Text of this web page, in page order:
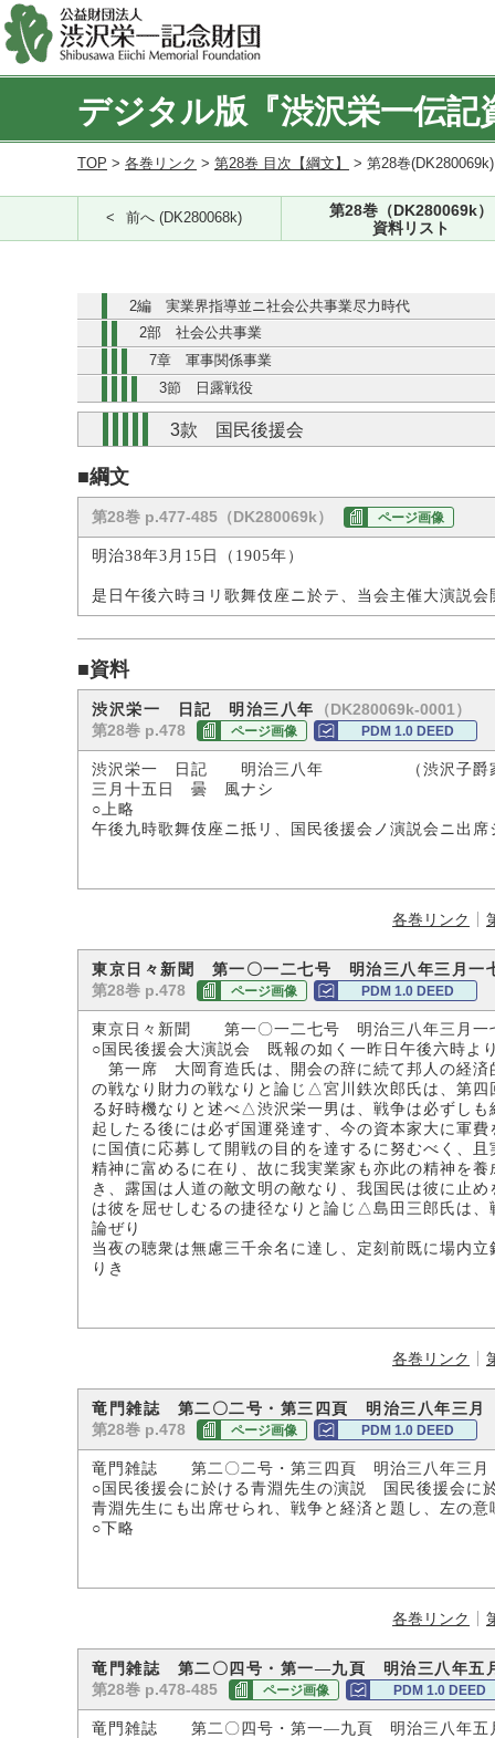
デジタル版『渋沢栄一伝記
TOP > 各巻リンク > 第28巻 目次【綱文】 > 第28巻
前へ (DK280068k)
第28巻（DK280069k）
資料リスト
2編 実業界指導並ニ社会公共事業尽力時代
2部 社会公共事業
7章 軍事関係事業
3節 日露戦役
3款 国民後援会
■綱文
第28巻 p.477-485（DK280069k） ページ画像
明治38年3月15日（1905年）
是日午後六時ヨリ歌舞伎座ニ於テ、当会主催大演説
■資料
渋沢栄一 日記 明治三八年
（DK280069k-0001）
第28巻 p.478
ページ画像 PDM 1.0 DEED
渋沢栄一 日記 明治三八年 （渋沢子爵家
三月十五日 曇 風ナシ
○上略
午後九時歌舞伎座ニ抵リ、国民後援会ノ演説会ニ出
各巻リンク
東京日々新聞 第一〇一二七号 明治三八年三月一
第28巻 p.478 ページ画像 PDM 1.0 DEED
東京日々新聞 第一〇一二七号 明治三八年三月一
○国民後援会大演説会 既報の如く一昨日午後六時よ
第一席 大岡育造氏は、開会の辞に続て邦人の経済
の戦なり財力の戦なりと論じ△宮川鉄次郎氏は、第
る好時機なりと述べ△渋沢栄一男は、戦争は必ずし
起したる後には必ず国運発達す、今の資本家大に軍
に国債に応募して開戦の目的を達するに努むべく、
精神に富めるに在り、故に我実業家も亦此の精神を
き、露国は人道の敵文明の敵なり、我国民は彼に止
は彼を屈せしむるの捷径なりと論じ△島田三郎氏は
論ぜり
当夜の聴衆は無慮三千余名に達し、定刻前既に場内
りき
各巻リンク
竜門雑誌 第二〇二号・第三四頁 明治三八年三月
第28巻 p.478 ページ画像 PDM 1.0 DEED
竜門雑誌 第二〇二号・第三四頁 明治三八年三月
○国民後援会に於ける青淵先生の演説 国民後援会に
青淵先生にも出席せられ、戦争と経済と題し、左の
○下略
各巻リンク
竜門雑誌 第二〇四号・第一―九頁 明治三八年五
第28巻 p.478-485 ページ画像 PDM 1.0 DEED
竜門雑誌 第二〇四号・第一―九頁 明治三八年五